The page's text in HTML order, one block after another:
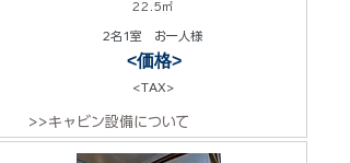
22.5㎡
2名1室 お一人様
<価格>
<TAX>
>>キャビン設備について